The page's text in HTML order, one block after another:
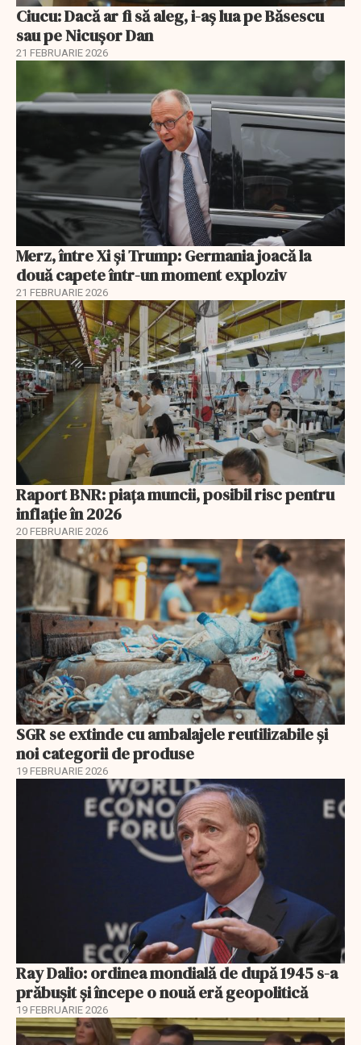
Ciucu: Dacă ar fi să aleg, i-aș lua pe Băsescu
sau pe Nicușor Dan
21 FEBRUARIE 2026
Merz, între Xi și Trump: Germania joacă la
două capete într-un moment exploziv
21 FEBRUARIE 2026
Raport BNR: piața muncii, posibil risc pentru
inflație în 2026
20 FEBRUARIE 2026
SGR se extinde cu ambalajele reutilizabile și
noi categorii de produse
19 FEBRUARIE 2026
Ray Dalio: ordinea mondială de după 1945 s-a
prăbușit și începe o nouă eră geopolitică
19 FEBRUARIE 2026